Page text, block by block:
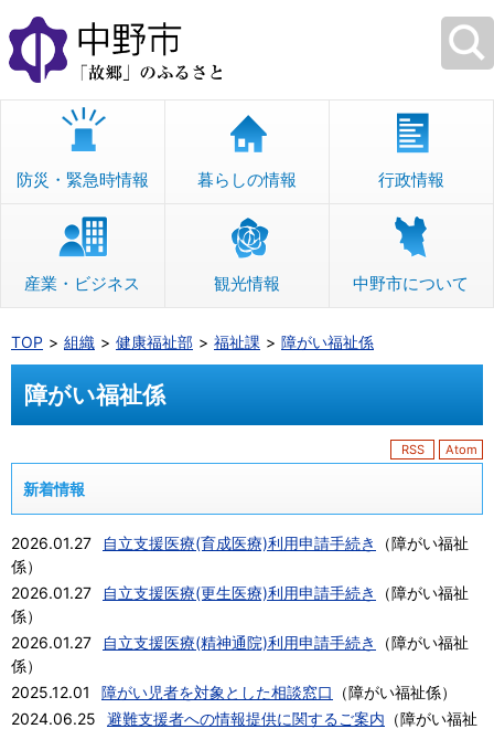
本
文
へ
移
防災・緊急時情報 暮らしの情報 行政情報
産業・ビジネス 観光情報 中野市について
TOP 組織 健康福祉部 福祉課 障がい福祉係
障がい福祉係
RSS Atom
新着情報
2026.01.27 自立支援医療(育成医療)利用申請手続き （障がい福祉
係）
2026.01.27
自立支援医療(更生医療)利用申請手続き （障がい福祉
係）
2026.01.27
自立支援医療(精神通院)利用申請手続き （障がい福祉
係）
2025.12.01
障がい児者を対象とした相談窓口 （障がい福祉係）
2024.06.25
避難支援者への情報提供に関するご案内 （障がい福祉